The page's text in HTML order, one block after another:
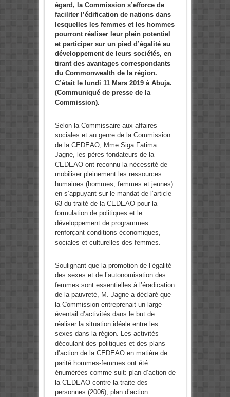
égard, la Commission s’efforce de
faciliter l’édification de nations dans
lesquelles les femmes et les hommes
pourront réaliser leur plein potentiel
et participer sur un pied d’égalité au
développement de leurs sociétés, en
tirant des avantages correspondants
du Commonwealth de la région.
C’était le lundi 11 Mars 2019 à Abuja.
(Communiqué de presse de la
Commission).
Selon la Commissaire aux affaires
sociales et au genre de la Commission
de la CEDEAO, Mme Siga Fatima
Jagne, les pères fondateurs de la
CEDEAO ont reconnu la nécessité de
mobiliser pleinement les ressources
humaines (hommes, femmes et jeunes)
en s’appuyant sur le mandat de l’article
63 du traité de la CEDEAO pour la
formulation de politiques et le
développement de programmes
renforçant conditions économiques,
sociales et culturelles des femmes.
Soulignant que la promotion de l’égalité
des sexes et de l’autonomisation des
femmes sont essentielles à l’éradication
de la pauvreté, M. Jagne a déclaré que
la Commission entreprenait un large
éventail d’activités dans le but de
réaliser la situation idéale entre les
sexes dans la région. Les activités
découlant des politiques et des plans
d’action de la CEDEAO en matière de
parité hommes-femmes ont été
énumérées comme suit: plan d’action de
la CEDEAO contre la traite des
personnes (2006), plan d’action